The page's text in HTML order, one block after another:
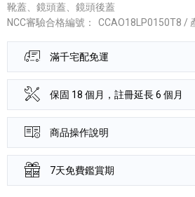
靴蓋、鏡頭蓋、鏡頭後蓋
NCC審驗合格編號：
CCAO18LP0150T8 /
滿千宅配免運
保固 18 個月，註冊延長 6 個月
商品操作說明
7天免費鑑賞期